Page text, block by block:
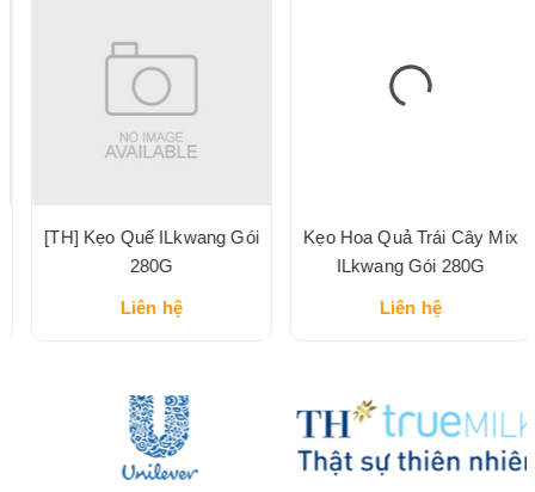
[TH] Kẹo Quế ILkwang Gói
280G
Liên hệ
Kẹo Hoa Quả Trái Cây Mix
ILkwang Gói 280G
Liên hệ